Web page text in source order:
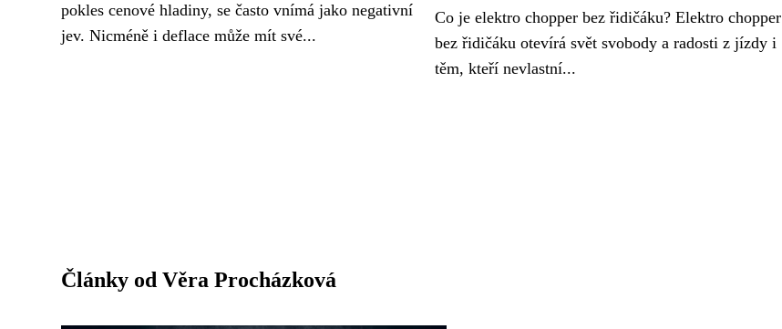
pokles cenové hladiny, se často vnímá jako negativní
jev. Nicméně i deflace může mít své...
Co je elektro chopper bez řidičáku? Elektro chopper
bez řidičáku otevírá svět svobody a radosti z jízdy i
těm, kteří nevlastní...
Články od Věra Procházková